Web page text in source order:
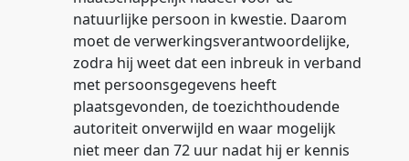
natuurlijke persoon in kwestie. Daarom
moet de verwerkingsverantwoordelijke,
zodra hij weet dat een inbreuk in verband
met persoonsgegevens heeft
plaatsgevonden, de toezichthoudende
autoriteit onverwijld en waar mogelijk
niet meer dan 72 uur nadat hij er kennis